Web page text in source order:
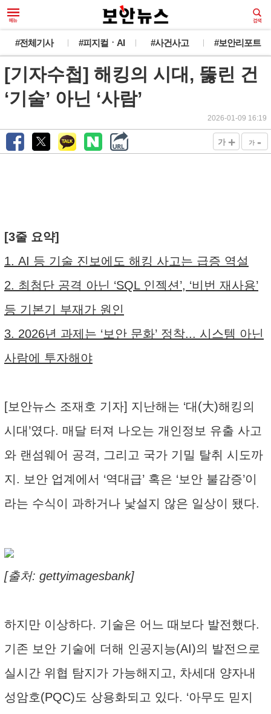
#전체기사 #피지컬ㆍAI #사건사고 #보안리포트
[기자수첩] 해킹의 시대, 뚫린 건
‘기술’ 아닌 ‘사람’
2026-01-09 16:19
가 + 가 -
[3줄 요약]
1. AI 등 기술 진보에도 해킹 사고는 급증 역설
2. 최첨단 공격 아닌 ‘SQL 인젝션’, ‘비번 재사용’
등 기본기 부재가 원인
3. 2026년 과제는 ‘보안 문화’ 정착... 시스템 아닌
사람에 투자해야
[보안뉴스 조재호 기자] 지난해는 ‘대(大)해킹의
시대’였다. 매달 터져 나오는 개인정보 유출 사고
와 랜섬웨어 공격, 그리고 국가 기밀 탈취 시도까
지. 보안 업계에서 ‘역대급’ 혹은 ‘보안 불감증’이
라는 수식이 과하거나 낯설지 않은 일상이 됐다.
[출처: gettyimagesbank]
하지만 이상하다. 기술은 어느 때보다 발전했다.
기존 보안 기술에 더해 인공지능(AI)의 발전으로
실시간 위협 탐지가 가능해지고, 차세대 양자내
성암호(PQC)도 상용화되고 있다. ‘아무도 믿지